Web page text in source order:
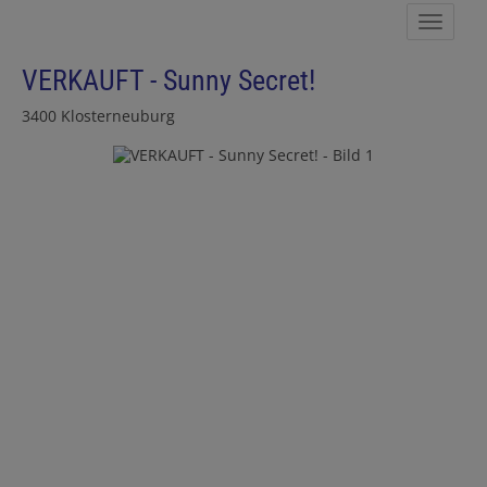
VERKAUFT - Sunny Secret!
3400 Klosterneuburg